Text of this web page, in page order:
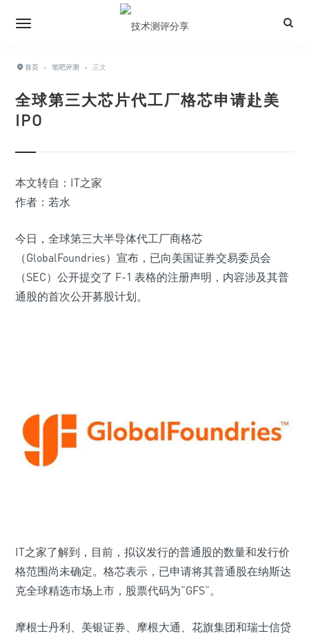
首页 › 笔吧评测 › 正文
全球第三大芯片代工厂格芯申请赴美
IPO
本文转自：IT之家
作者：若水
今日，全球第三大半导体代工厂商格芯
（GlobalFoundries）宣布，已向美国证券交易委员会
（SEC）公开提交了 F-1 表格的注册声明， 内容涉及其普
通股的首次公开募股计划。
IT之家了解到，目前，拟议发行的普通股的数量和发行价
格范围尚未确定。格芯表示，已申请将其普通股在纳斯达
克全球精选市场上市，股票代码为“GFS”。
摩根士丹利、美银证券、摩根大通、花旗集团和瑞士信贷